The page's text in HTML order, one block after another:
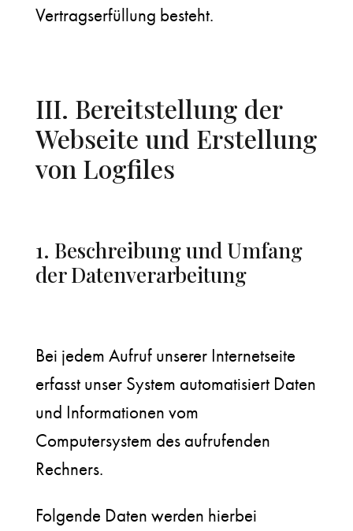
Vertragserfüllung besteht.
III. Bereitstellung der
Webseite und Erstellung
von Logfiles
1. Beschreibung und Umfang
der Datenverarbeitung
Bei jedem Aufruf unserer Internetseite
erfasst unser System automatisiert Daten
und Informationen vom
Computersystem des aufrufenden
Rechners.
Folgende Daten werden hierbei